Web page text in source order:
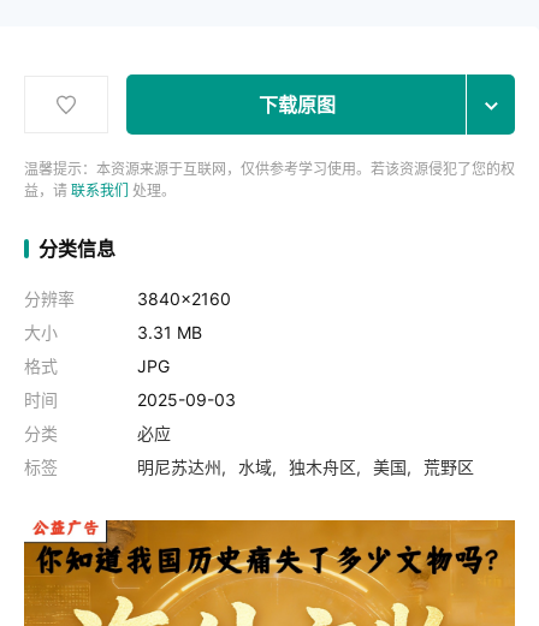
下载原图
温馨提示：本资源来源于互联网，仅供参考学习使用。若该资源侵犯了您的权
益，请 联系我们 处理。
分类信息
分辨率
3840x2160
大小
3.31 MB
格式
JPG
时间
2025-09-03
分类
必应
标签
明尼苏达州 水域 独木舟区 美国 荒野区